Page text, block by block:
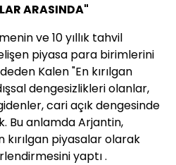
ARASINDA"
ve 10 yıllık tahvil
piyasa para birimlerini
Kalen "En kırılgan
dengesizlikleri olanlar,
cari açık dengesinde
Bu anlamda Arjantin,
kırılgan piyasalar olarak
yaptı .